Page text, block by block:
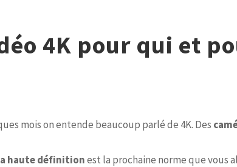
4K pour qui et
mois on entende beaucoup parlé de 4K. Des
haute définitionest la prochaine norme que vous